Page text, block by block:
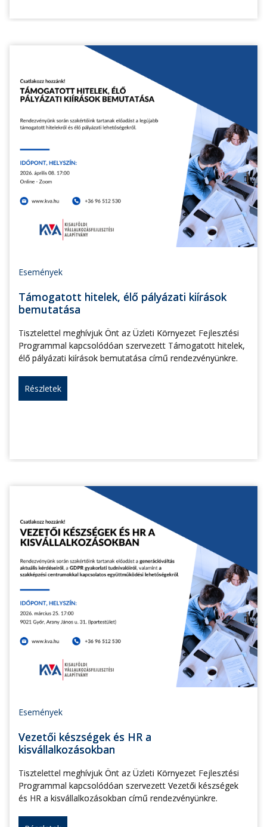
Események
Támogatott hitelek, élő pályázati kiírások
bemutatása
Tisztelettel meghívjuk Önt az Üzleti Környezet Fejlesztési
Programmal kapcsolódóan szervezett Támogatott hitelek,
élő pályázati kiírások bemutatása című rendezvényünkre.
Részletek
Események
Vezetői készségek és HR a
kisvállalkozásokban
Tisztelettel meghívjuk Önt az Üzleti Környezet Fejlesztési
Programmal kapcsolódóan szervezett Vezetői készségek
és HR a kisvállalkozásokban című rendezvényünkre.